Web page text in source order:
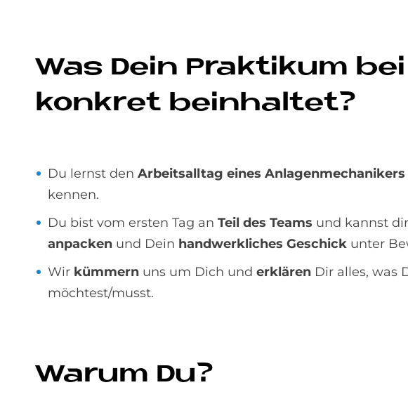
Was Dein Prak­ti­kum
kon­kret be­inhal­tet?
Du lernst den Arbeitsalltag eines Anlagenmechanikers
kennen.
Du bist vom ersten Tag an Teil des Teams und kannst
anpacken und Dein handwerkliches Geschick unter
Wir kümmern uns um Dich und erklären Dir alles, was
möchtest/musst.
Wa­rum Du?